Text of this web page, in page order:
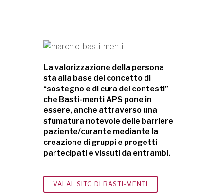
La valorizzazione della persona
sta alla base del concetto di
“sostegno e di cura dei contesti”
che Basti-menti APS pone in
essere, anche attraverso una
sfumatura notevole delle barriere
paziente/curante mediante la
creazione di gruppi e progetti
partecipati e vissuti da entrambi.
VAI AL SITO DI BASTI-MENTI